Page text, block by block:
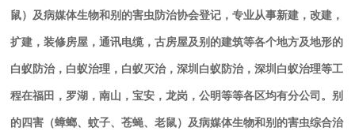
鼠）及病媒体生物和别的害虫防治协会登记，专业从事新建，改建，
扩建，装修房屋，通讯电缆，古房屋及别的建筑等各个地方及地形的
白蚁防治，白蚁治理，白蚁灭治，深圳白蚁防治，深圳白蚁治理等工
程在福田，罗湖，南山，宝安，龙岗，公明等等各区均有分公司。别
的四害（蟑螂、蚊子、苍蝇、老鼠）及病媒体生物和别的害虫综合治